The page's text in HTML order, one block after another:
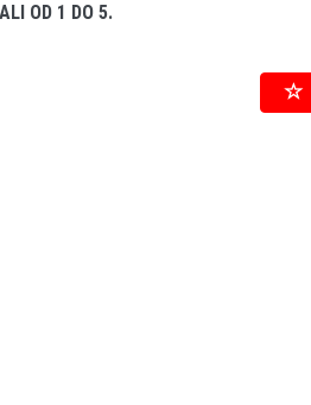
OD 1 DO 5.